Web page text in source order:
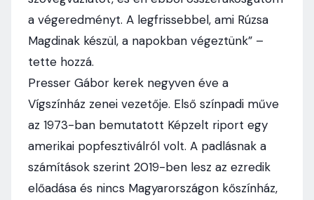
a végeredményt. A legfrissebbel, ami Rúzsa
Magdinak készül, a napokban végeztünk” –
tette hozzá.
Presser Gábor kerek negyven éve a
Vígszínház zenei vezetője. Első színpadi műve
az 1973-ban bemutatott Képzelt riport egy
amerikai popfesztiválról volt. A padlásnak a
számítások szerint 2019-ben lesz az ezredik
előadása és nincs Magyarországon kőszínház,